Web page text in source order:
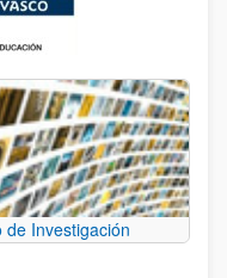
Investigación